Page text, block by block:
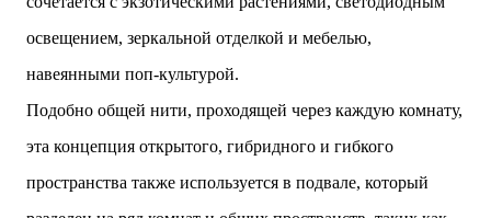
освещением, зеркальной отделкой и мебелью,
навеянными поп-культурой.
Подобно общей нити, проходящей через каждую комнату,
эта концепция открытого, гибридного и гибкого
пространства также используется в подвале, который